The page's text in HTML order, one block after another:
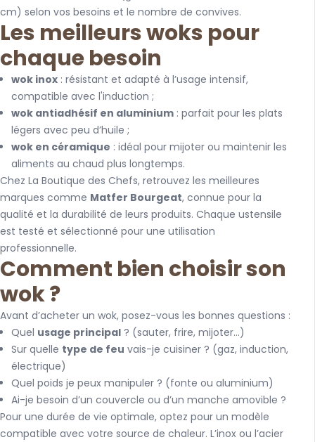
cm) selon vos besoins et le nombre de convives.
Les meilleurs woks pour
chaque besoin
wok inox : résistant et adapté à l’usage intensif,
compatible avec l'induction ;
wok antiadhésif en aluminium : parfait pour les plats
légers avec peu d’huile ;
wok en céramique : idéal pour mijoter ou maintenir les
aliments au chaud plus longtemps.
Chez La Boutique des Chefs, retrouvez les meilleures
marques comme Matfer Bourgeat, connue pour la
qualité et la durabilité de leurs produits. Chaque ustensile
est testé et sélectionné pour une utilisation
professionnelle.
Comment bien choisir son
wok ?
Avant d’acheter un wok, posez-vous les bonnes questions :
Quel usage principal ? (sauter, frire, mijoter...)
Sur quelle type de feu vais-je cuisiner ? (gaz, induction,
électrique)
Quel poids je peux manipuler ? (fonte ou aluminium)
Ai-je besoin d’un couvercle ou d’un manche amovible ?
Pour une durée de vie optimale, optez pour un modèle
compatible avec votre source de chaleur. L’inox ou l’acier